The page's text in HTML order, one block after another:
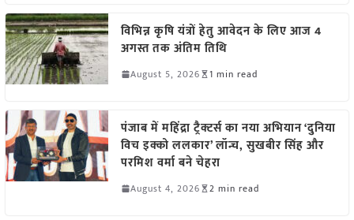
विभिन्न कृषि यंत्रों हेतु आवेदन के लिए आज 4
अगस्त तक अंतिम तिथि
August 5, 2026 1 min read
पंजाब में महिंद्रा ट्रैक्टर्स का नया अभियान ‘दुनिया
विच इक्को ललकार’ लॉन्च, सुखबीर सिंह और
परमिश वर्मा बने चेहरा
August 4, 2026 2 min read